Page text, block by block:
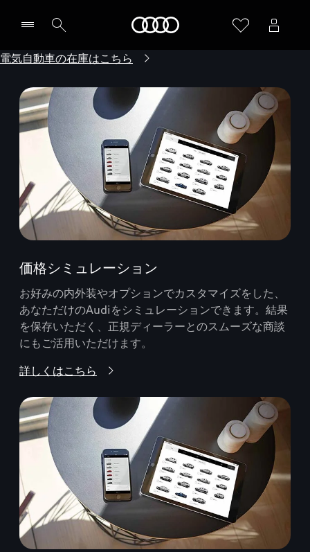
電気自動車の在庫はこちら
価格シミュレーション
お好みの内外装やオプションでカスタマイズをした、
あなただけのAudiをシミュレーションできます。結果
を保存いただく、正規ディーラーとのスムーズな商談
にもご活用いただけます。
詳しくはこちら